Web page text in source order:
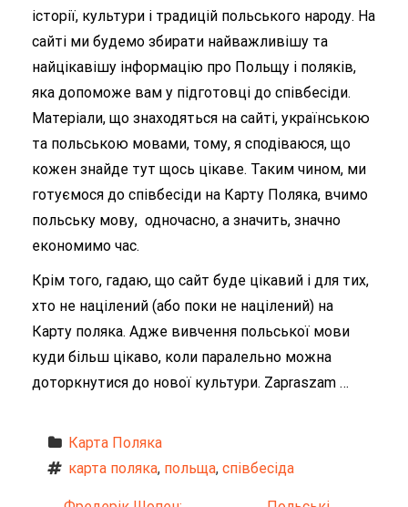
історії, культури і традицій польського народу. На
сайті ми будемо збирати найважливішу та
найцікавішу інформацію про Польщу і поляків,
яка допоможе вам у підготовці до співбесіди.
Матеріали, що знаходяться на сайті, українською
та польською мовами, тому, я сподіваюся, що
кожен знайде тут щось цікаве. Таким чином, ми
готуємося до співбесіди на Карту Поляка, вчимо
польську мову, одночасно, а значить, значно
економимо час.
Крім того, гадаю, що сайт буде цікавий і для тих,
хто не націлений (або поки не націлений) на
Карту поляка. Адже вивчення польської мови
куди більш цікаво, коли паралельно можна
доторкнутися до нової культури. Zapraszam …
Карта Поляка
карта поляка, польща, співбесіда